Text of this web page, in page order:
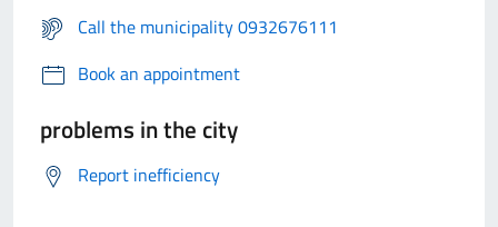
Call the municipality 0932676111
Book an appointment
problems in the city
Report inefficiency